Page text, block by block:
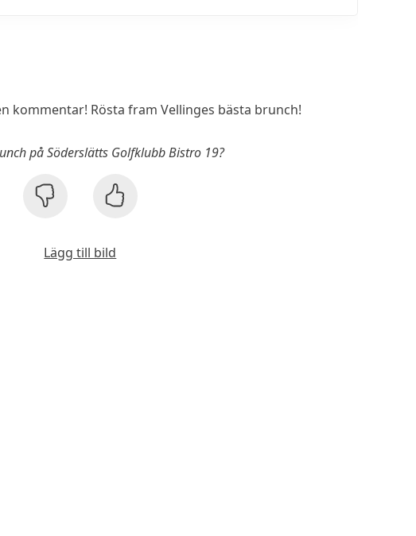
kommentar! Rösta fram Vellinges bästa brunch!
på Söderslätts Golfklubb Bistro 19?
Lägg till bild